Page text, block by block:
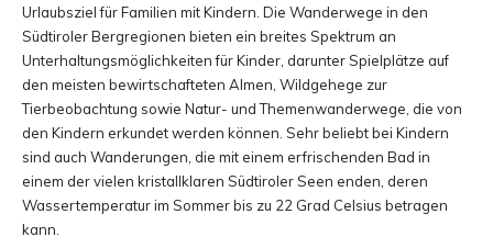
Urlaubsziel für Familien mit Kindern. Die Wanderwege in den
Südtiroler Bergregionen bieten ein breites Spektrum an
Unterhaltungsmöglichkeiten für Kinder, darunter Spielplätze auf
den meisten bewirtschafteten Almen, Wildgehege zur
Tierbeobachtung sowie Natur- und Themenwanderwege, die von
den Kindern erkundet werden können. Sehr beliebt bei Kindern
sind auch Wanderungen, die mit einem erfrischenden Bad in
einem der vielen kristallklaren Südtiroler Seen enden, deren
Wassertemperatur im Sommer bis zu 22 Grad Celsius betragen
kann.